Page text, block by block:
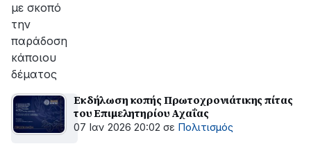
με σκοπό
την
παράδοση
κάποιου
δέματος
Εκδήλωση κοπής Πρωτοχρονιάτικης πίτας
του Επιμελητηρίου Αχαΐας
07 Ιαν 2026 20:02 σε Πολιτισμός